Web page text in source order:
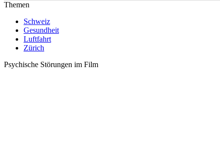
Themen
Schweiz
Gesundheit
Luftfahrt
Zürich
Psychische Störungen im Film